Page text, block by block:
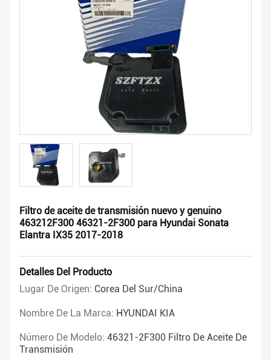
Filtro de aceite de transmisión nuevo y genuino
463212F300 46321-2F300 para Hyundai Sonata
Elantra IX35 2017-2018
Detalles Del Producto
Lugar De Origen: Corea Del Sur/China
Nombre De La Marca: HYUNDAI KIA
Número De Modelo: 46321-2F300 Filtro De Aceite De
Transmisión